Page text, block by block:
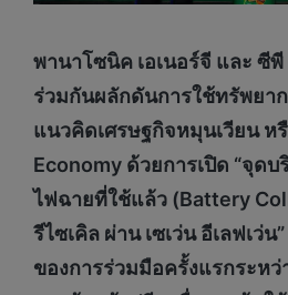
พานาโซนิค เอเนอร์จี และ ซี
ร่วมกันผลักดันการใช้ทรัพยา
แนวคิดเศรษฐกิจหมุนเวียน ห
Economy ด้วยการเปิด “จุด
ไฟฉายที่ใช้แล้ว (Battery
รีไซเคิล ผ่าน เซเว่น อีเลฟเว่น”
ของการร่วมมือครั้งแรกระห